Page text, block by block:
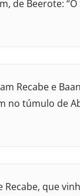
de Beerote: “O
Recabe e
no túmulo de
que